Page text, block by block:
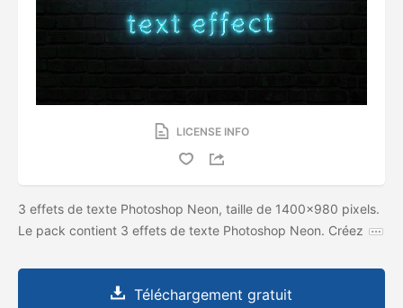
LICENSE INFO
3 effets de texte Photoshop Neon, taille de 1400x980 pixels.
Le pack contient 3 effets de texte Photoshop Neon. Créez
Téléchargement gratuit